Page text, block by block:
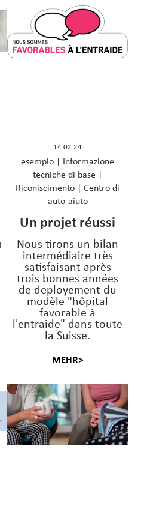
14.02.24
esempio | Informazione
tecniche di base |
Riconiscimento | Centro di
auto-aiuto
Un projet réussi
Nous tirons un bilan
intermédiaire très
satisfaisant après
trois bonnes années
de deployement du
modèle "hôpital
favorable à
l'entraide" dans toute
la Suisse.
MEHR>